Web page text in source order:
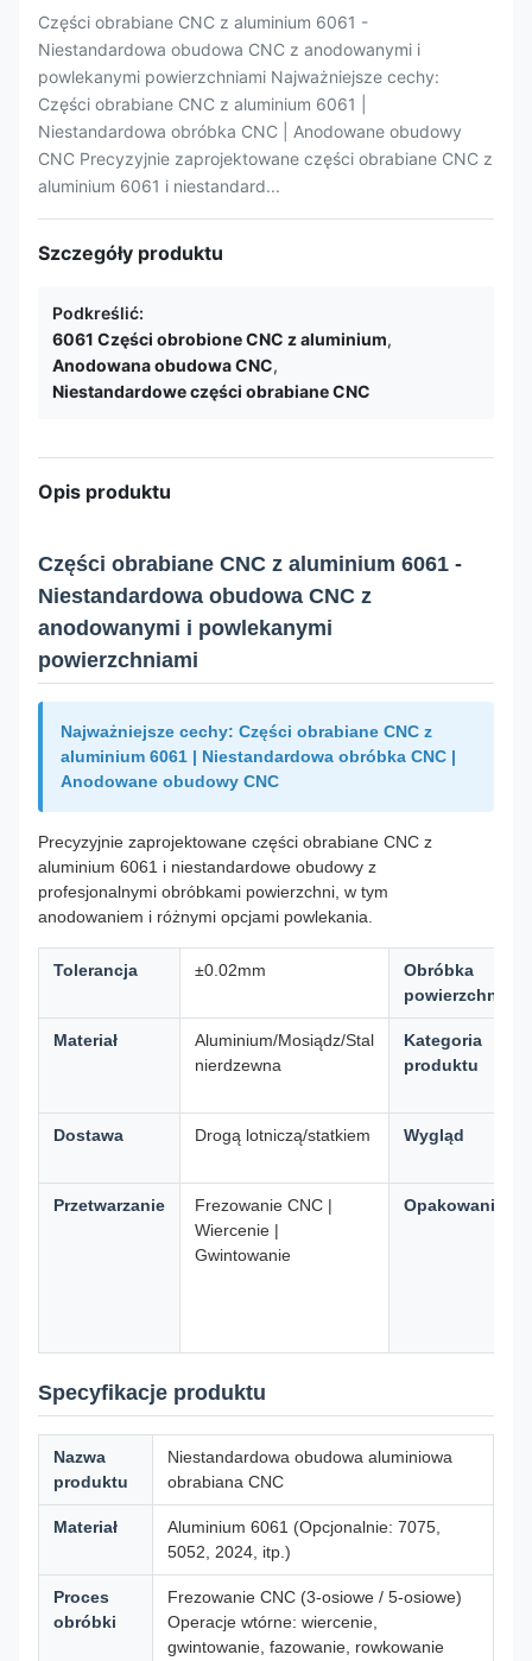
Części obrabiane CNC z aluminium 6061 -
Niestandardowa obudowa CNC z anodowanymi i
powlekanymi powierzchniami Najważniejsze cechy:
Części obrabiane CNC z aluminium 6061 |
Niestandardowa obróbka CNC | Anodowane obudowy
CNC Precyzyjnie zaprojektowane części obrabiane CNC z
aluminium 6061 i niestandard...
Szczegóły produktu
Podkreślić:
6061 Części obrobione CNC z aluminium,
Anodowana obudowa CNC,
Niestandardowe części obrabiane CNC
Opis produktu
Części obrabiane CNC z aluminium 6061 -
Niestandardowa obudowa CNC z
anodowanymi i powlekanymi
powierzchniami
Najważniejsze cechy: Części obrabiane CNC z
aluminium 6061 | Niestandardowa obróbka CNC |
Anodowane obudowy CNC
Precyzyjnie zaprojektowane części obrabiane CNC z
aluminium 6061 i niestandardowe obudowy z
profesjonalnymi obróbkami powierzchni, w tym
anodowaniem i różnymi opcjami powlekania.
Tolerancja ±0.02mm
Obróbka
powierzchni
Materiał
Aluminium/Mosiądz/Stal
nierdzewna
Kategoria
produktu
Dostawa Drogą lotniczą/statkiem Wygląd
Przetwarzanie
Frezowanie CNC |
Wiercenie |
Gwintowanie
Opakowanie
Specyfikacje produktu
Nazwa
produktu
Niestandardowa obudowa aluminiowa
obrabiana CNC
Materiał
Aluminium 6061 (Opcjonalnie: 7075,
5052, 2024, itp.)
Proces
obróbki
Frezowanie CNC (3-osiowe / 5-osiowe)
Operacje wtórne: wiercenie,
gwintowanie, fazowanie, rowkowanie